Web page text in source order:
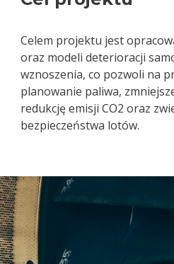
Celem projektu jest
oraz modeli deterioracji
wznoszenia, co pozwoli na
planowanie paliwa,
redukcję emisji CO2 oraz
bezpieczeństwa lotów.